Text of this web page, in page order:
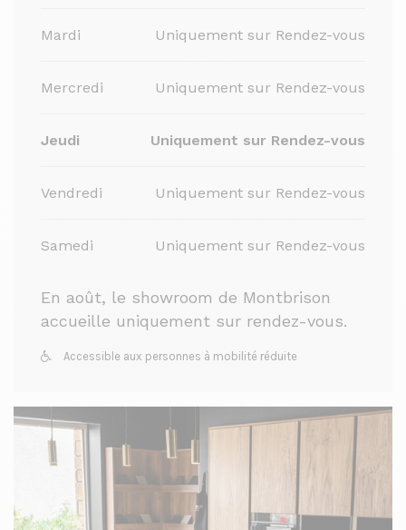
Mardi Uniquement sur Rendez-vous
Mercredi Uniquement sur Rendez-vous
Jeudi Uniquement sur Rendez-vous
Vendredi Uniquement sur Rendez-vous
Samedi Uniquement sur Rendez-vous
En août, le showroom de Montbrison
accueille uniquement sur rendez-vous.
Accessible aux personnes à mobilité réduite